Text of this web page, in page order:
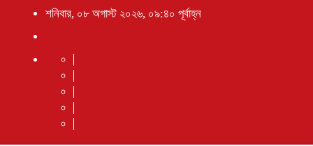
শনিবার, ০৮ অগাস্ট ২০২৬, ০৯:৪০ পূর্বাহ্ন